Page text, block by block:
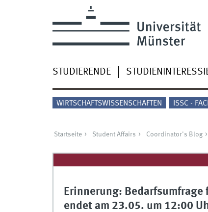
STUDIERENDE
WIRTSCHAFTSWISSENSCHAFTEN ISSC -
Startseite Student Affairs Coordinator's Blog
Erinnerung:
endet am 23.05. um 12:00